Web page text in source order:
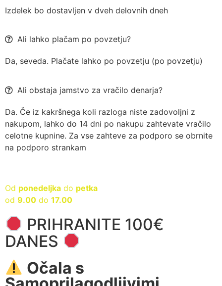
Izdelek bo dostavljen v dveh delovnih dneh
Ali lahko plačam po povzetju?
Da, seveda. Plačate lahko po povzetju (po povzetju)
Ali obstaja jamstvo za vračilo denarja?
Da. Če iz kakršnega koli razloga niste zadovoljni z
nakupom, lahko do 14 dni po nakupu zahtevate vračilo
celotne kupnine. Za vse zahteve za podporo se obrnite
na podporo strankam
Od ponedeljka do petka
od 9.00 do 17.00
PRIHRANITE 100€
DANES
Očala s